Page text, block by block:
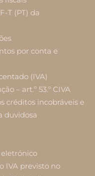
T (PT) da
por conta e
(IVA)
– art.º 53.º CIVA
créditos incobráveis e
duvidosa
IVA previsto no